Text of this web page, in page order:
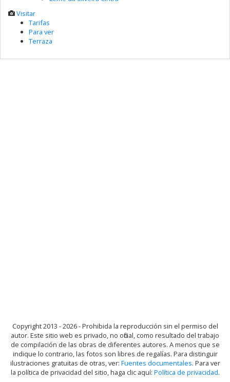
Visitar
Tarifas
Para ver
Terraza
Copyright 2013 - 2026 - Prohibida la reproducción sin el permiso del
autor. Este sitio web es privado, no oficial, como resultado del trabajo
de compilación de las obras de diferentes autores. A menos que se
indique lo contrario, las fotos son libres de regalías. Para distinguir
ilustraciones gratuitas de otras, ver: Fuentes documentales. Para ver
la política de privacidad del sitio, haga clic aquí: Política de privacidad.